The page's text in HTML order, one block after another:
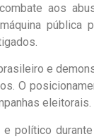
aos
pública
e
O
eleitorais.
político